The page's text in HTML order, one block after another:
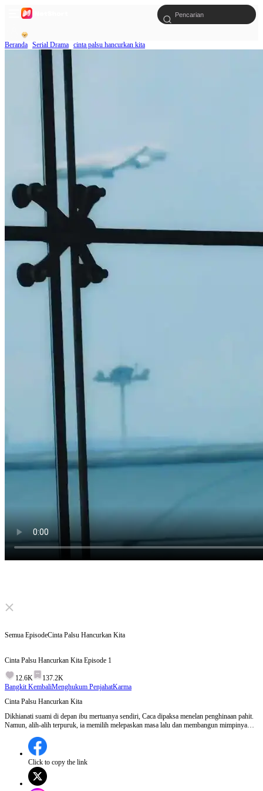
Beranda Serial Drama cinta palsu hancurkan kita
Click to unmute
Semua EpisodeCinta Palsu Hancurkan Kita
Cinta Palsu Hancurkan Kita Episode 1
12.6K
137.2K
Bangkit KembaliMenghukum PenjahatKarma
Cinta Palsu Hancurkan Kita
Dikhianati suami di depan ibu mertuanya sendiri, Caca dipaksa menelan penghinaan pahit.
Namun, alih-alih terpuruk, ia memilih melepaskan masa lalu dan membangun mimpinya
bagi mereka yang dulu merendahkannya.
Click to copy the link